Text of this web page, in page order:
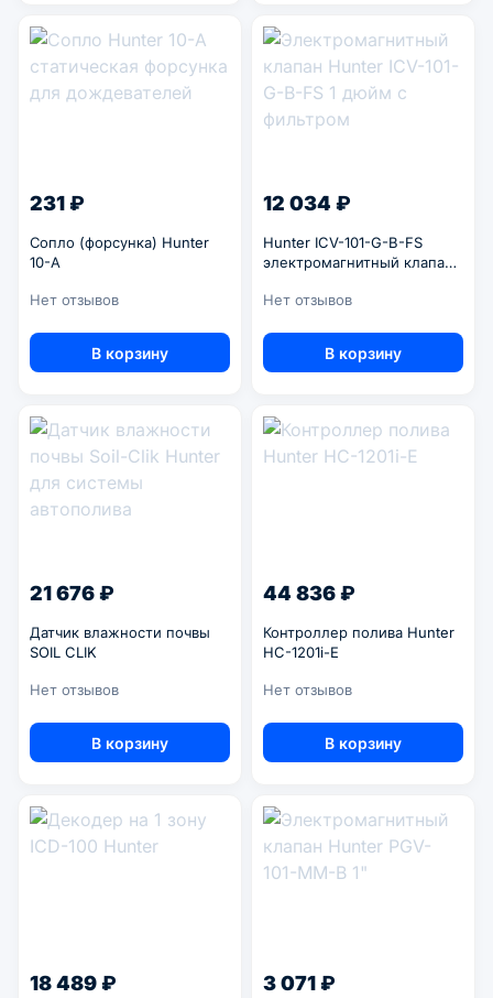
231 ₽
Сопло (форсунка) Hunter
10-А
Нет отзывов
В корзину
12 034 ₽
Hunter ICV-101-G-B-FS
электромагнитный клапан
Нет отзывов
В корзину
21 676 ₽
Датчик влажности почвы
SOIL CLIK
Нет отзывов
В корзину
44 836 ₽
Контроллер полива Hunter
HC-1201i-E
Нет отзывов
В корзину
18 489 ₽ 3 071 ₽